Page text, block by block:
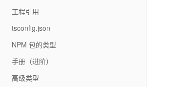
工程引用
tsconfig.json
NPM 包的类型
手册（进阶）
高级类型